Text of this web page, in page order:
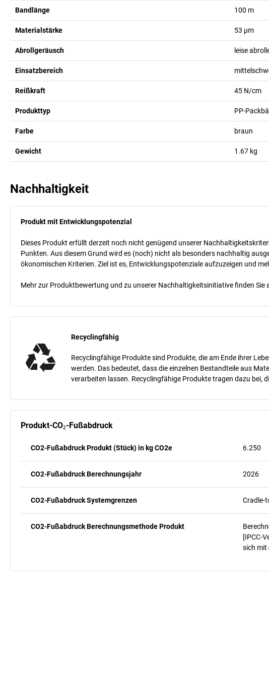
Bandlänge 100 m
Materialstärke 53 µm
Abrollgeräusch leise
Einsatzbereich
Reißkraft 45 N/cm
Produkttyp PP-
Farbe braun
Gewicht 1.67 kg
Nachhaltigkeit
Produkt mit Entwicklungspotenzial
Dieses Produkt erfüllt derzeit noch nicht genügend unserer
Punkten. Aus diesem Grund wird es (noch) nicht als besonders nachhaltig
ökonomischen Kriterien. Ziel ist es, Entwicklungspotenziale aufzuzeigen und
Mehr zur Produktbewertung und zu unserer Nachhaltigkeitsinitiative finden Sie
Recyclingfähig
Recyclingfähige Produkte sind Produkte, die am Ende ihrer
werden. Das bedeutet, dass die einzelnen Bestandteile aus
verarbeiten lassen. Recyclingfähige Produkte tragen dazu bei,
Produkt-CO₂-Fußabdruck
CO2-Fußabdruck Produkt (Stück) in kg CO2e 6.250
CO2-Fußabdruck Berechnungsjahr 2026
CO2-Fußabdruck Systemgrenzen Cradle-
CO2-Fußabdruck Berechnungsmethode Produkt
[IPCC-
sich mit